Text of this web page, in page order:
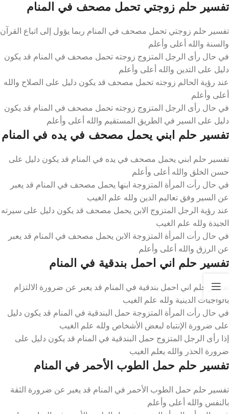
تفسير حلم زوجتي تحمل مصحف في المنام
تفسير حلم زوجتي تحمل مصحف في المنام ربما يؤول إلى اتباع القرآن
والسنة والله أعلى وأعلم
في حال رأى الرجل المتزوج زوجته تحمل مصحف في المنام قد يكون
دليل على التدين والله أعلى وأعلم
عند رؤية الحالم زوجته تحمل مصحف قد يكون دليل على الصلاح والله
أعلى وأعلم
في حال رأى الرجل المتزوج زوجته تحمل مصحف في المنام قد يكون
دليل على السير في الطريق المستقيم والله أعلى وأعلم
تفسير حلم ابني يحمل مصحف في يده في المنام
تفسير حلم ابني يحمل مصحف في يده في المنام قد يكون دليل على
حسن الخلق والله أعلى وأعلم
في حال رأت المرأة المتزوجة ابنها يحمل مصحف في المنام قد يعبر
عن السير وفق تعاليم الدين ولله علم الغيب
عند رؤية الرجل المتزوج الابن يحمل مصحف قد يكون دليل على سيرته
الجيدة ولله علم الغيب
في حال رأت المرأة المتزوجة الابن يحمل مصحف في المنام قد يعبر
عن الرزق والله أعلى وأعلم
تفسير حلم اني احمل بندقية في المنام
تفسير حلم اني احمل بندقية في المنام قد يعبر عن ضرورة الالتزام
بالواجبات الدينية ولله علم الغيب
في حال رأت المرأة المتزوجة حمل البندقية في المنام قد يكون دليل
على ضرورة الإنتباه لبعض الأشخاص ولله علم الغيب
إذا رأى الرجل المتزوج حمل البندقية في المنام قد يكون دليل على
ضرورة الحذر والله يعلم الغيب
تفسير حلم حمل الطوب الأحمر في المنام
تفسير حلم حمل الطوب الأحمر في المنام قد يعبر عن ضرورة الثقة
بالنفس والله أعلى وأعلم